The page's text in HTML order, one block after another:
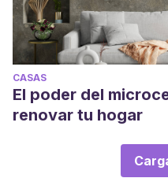
CASAS
El poder del
renovar tu hogar